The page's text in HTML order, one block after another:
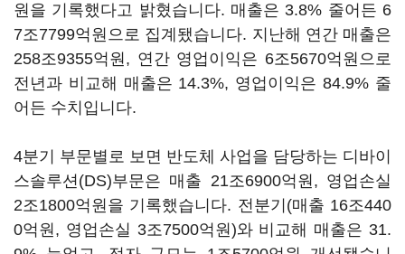
원을 기록했다고 밝혔습니다. 매출은 3.8% 줄어든 6
7조7799억원으로 집계됐습니다. 지난해 연간 매출은
258조9355억원, 연간 영업이익은 6조5670억원으로
전년과 비교해 매출은 14.3%, 영업이익은 84.9% 줄
어든 수치입니다.
4분기 부문별로 보면 반도체 사업을 담당하는 디바이
스솔루션(DS)부문은 매출 21조6900억원, 영업손실
2조1800억원을 기록했습니다. 전분기(매출 16조440
0억원, 영업손실 3조7500억원)와 비교해 매출은 31.